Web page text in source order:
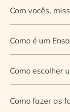
Com vocês,
Como é um
Como escolher
Como fazer as